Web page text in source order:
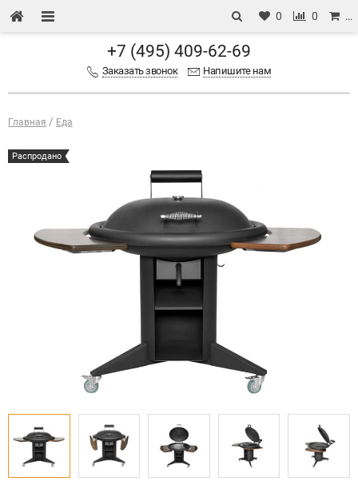
0 0 …
+7 (495) 409-62-69
Заказать звонок Напишите нам
Главная Еда
Распродано